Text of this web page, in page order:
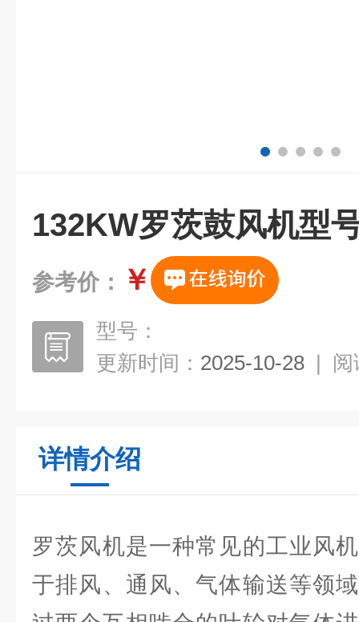
132KW罗茨鼓风机型
参考价： ￥
型号：
更新时间： 2025-10-28 | 阅
详情介绍
罗茨风机是一种常见的工业风
于排风、通风、气体输送等领